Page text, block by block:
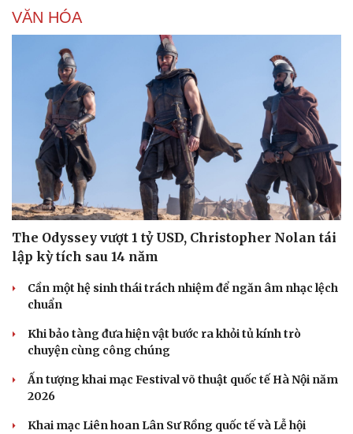
VĂN HÓA
The Odyssey vượt 1 tỷ USD, Christopher Nolan tái
lập kỳ tích sau 14 năm
Cần một hệ sinh thái trách nhiệm để ngăn âm nhạc lệch
chuẩn
Khi bảo tàng đưa hiện vật bước ra khỏi tủ kính trò
chuyện cùng công chúng
Ấn tượng khai mạc Festival võ thuật quốc tế Hà Nội năm
2026
Khai mạc Liên hoan Lân Sư Rồng quốc tế và Lễ hội